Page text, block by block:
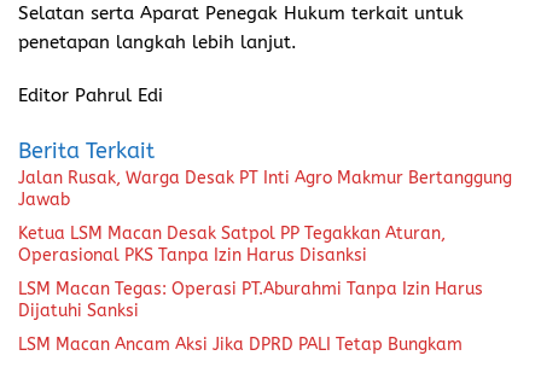
Selatan serta Aparat Penegak Hukum terkait untuk
penetapan langkah lebih lanjut.
Editor Pahrul Edi
Berita Terkait
Jalan Rusak, Warga Desak PT Inti Agro Makmur Bertanggung
Jawab
Ketua LSM Macan Desak Satpol PP Tegakkan Aturan,
Operasional PKS Tanpa Izin Harus Disanksi
LSM Macan Tegas: Operasi PT.Aburahmi Tanpa Izin Harus
Dijatuhi Sanksi
LSM Macan Ancam Aksi Jika DPRD PALI Tetap Bungkam